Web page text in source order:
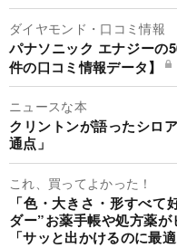
ダイヤモンド・口コミ情報
パナソニック エナジーの
件の口コミ情報データ】
ニュースな本
クリントンが語ったシロ
通点」
これ、買ってよかった！
「色・大きさ・形すべ
ダー”お薬手帳や処方薬が
「サッと出かけるのに最